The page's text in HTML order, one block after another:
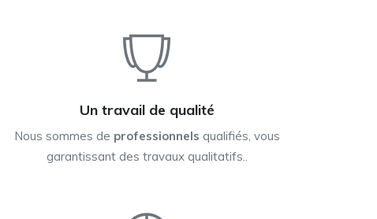
Un travail de qualité
Nous sommes de professionnels qualifiés, vous
garantissant des travaux qualitatifs..